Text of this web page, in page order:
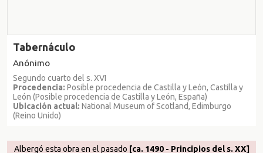
Tabernáculo
Anónimo
Segundo cuarto del s. XVI
Procedencia: Posible procedencia de Castilla y León, Castilla y
León (Posible procedencia de Castilla y León, España)
Ubicación actual: National Museum of Scotland, Edimburgo
(Reino Unido)
Albergó esta obra en el pasado [ca. 1490 - Principios del s. XX]